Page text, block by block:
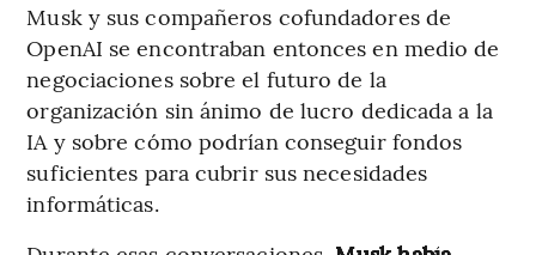
Musk y sus compañeros cofundadores de
OpenAI se encontraban entonces en medio de
negociaciones sobre el futuro de la
organización sin ánimo de lucro dedicada a la
IA y sobre cómo podrían conseguir fondos
suficientes para cubrir sus necesidades
informáticas.